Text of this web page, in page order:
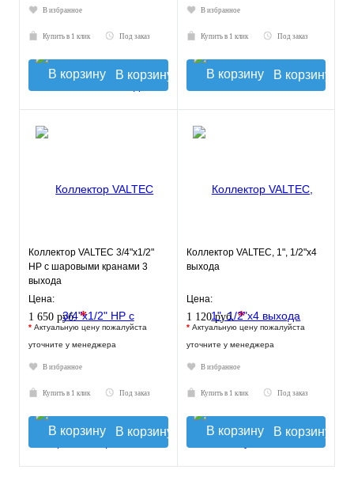
В избранное
Купить в 1 клик Под заказ
В корзину
В избранное
Купить в 1 клик Под заказ
В корзину
Коллектор VALTEC 3/4"х1/2"
НР с шаровыми кранами 3
выхода
Цена:
1 650 руб.*
* Актуальную цену пожалуйста
уточните у менеджера
В избранное
Купить в 1 клик Под заказ
В корзину
Коллектор VALTEC, 1", 1/2"х4
выхода
Цена:
1 120 руб.*
* Актуальную цену пожалуйста
уточните у менеджера
В избранное
Купить в 1 клик Под заказ
В корзину